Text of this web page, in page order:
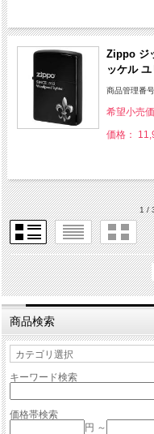
Zippo ジ
ッケル
商品管理番
希望小売価
価格：
1 /
商品検索
キーワード検索
価格帯検索
円 ～